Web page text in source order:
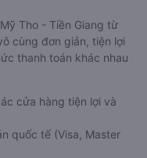
Tho - Tiền Giang từ
cùng đơn giản, tiện lợi
thanh toán khác nhau
cửa hàng tiện lợi và
quốc tế (Visa, Master